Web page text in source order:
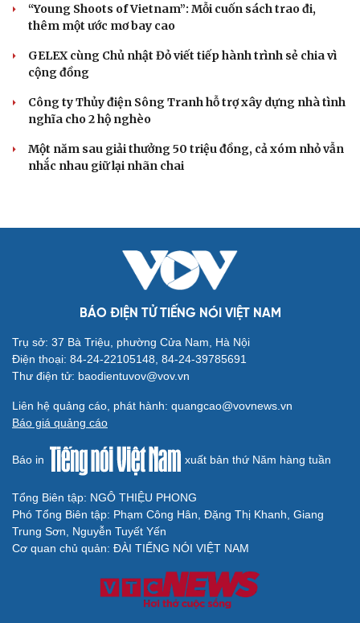
“Young Shoots of Vietnam”: Mỗi cuốn sách trao đi,
thêm một ước mơ bay cao
GELEX cùng Chủ nhật Đỏ viết tiếp hành trình sẻ chia vì
cộng đồng
Công ty Thủy điện Sông Tranh hỗ trợ xây dựng nhà tình
nghĩa cho 2 hộ nghèo
Một năm sau giải thưởng 50 triệu đồng, cả xóm nhỏ vẫn
nhắc nhau giữ lại nhãn chai
BÁO ĐIỆN TỬ TIẾNG NÓI VIỆT NAM
Trụ sở: 37 Bà Triệu, phường Cửa Nam, Hà Nội
Điện thoại: 84-24-22105148, 84-24-39785691
Thư điện tử: baodientuvov@vov.vn
Liên hệ quảng cáo, phát hành: quangcao@vovnews.vn
Báo giá quảng cáo
Báo in xuất bản thứ Năm hàng tuần
Tổng Biên tập: NGÔ THIỆU PHONG
Phó Tổng Biên tập: Phạm Công Hân, Đặng Thị Khanh, Giang
Trung Sơn, Nguyễn Tuyết Yến
Cơ quan chủ quản: ĐÀI TIẾNG NÓI VIỆT NAM